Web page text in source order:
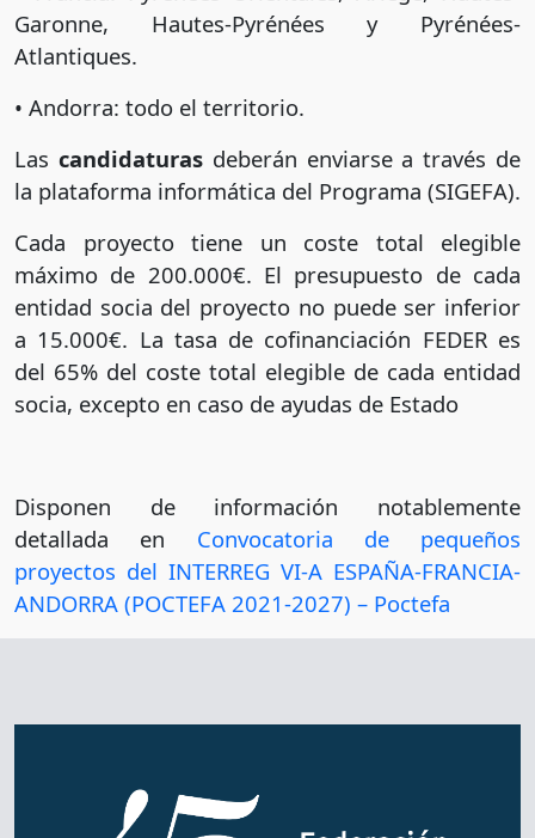
Garonne, Hautes-Pyrénées y Pyrénées-
Atlantiques.
• Andorra: todo el territorio.
Las candidaturas deberán enviarse a través de
la plataforma informática del Programa (SIGEFA).
Cada proyecto tiene un coste total elegible
máximo de 200.000€. El presupuesto de cada
entidad socia del proyecto no puede ser inferior
a 15.000€. La tasa de cofinanciación FEDER es
del 65% del coste total elegible de cada entidad
socia, excepto en caso de ayudas de Estado
Disponen de información notablemente
detallada en Convocatoria de pequeños
proyectos del INTERREG VI-A ESPAÑA-FRANCIA-
ANDORRA (POCTEFA 2021-2027) – Poctefa